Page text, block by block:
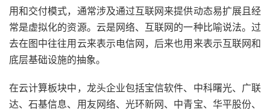
用和交付模式，通常涉及通过互联网来提供动态易扩展且经
常是虚拟化的资源。云是网络、互联网的一种比喻说法。过
去在图中往往用云来表示电信网，后来也用来表示互联网和
底层基础设施的抽象。
在云计算板块中，龙头企业包括宝信软件、中科曙光、广联
达、石基信息、用友网络、光环新网、中青宝、华平股份、